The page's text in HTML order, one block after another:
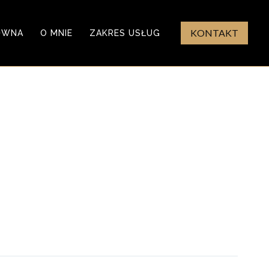
O MNIE ZAKRES USŁUG KONTAKT